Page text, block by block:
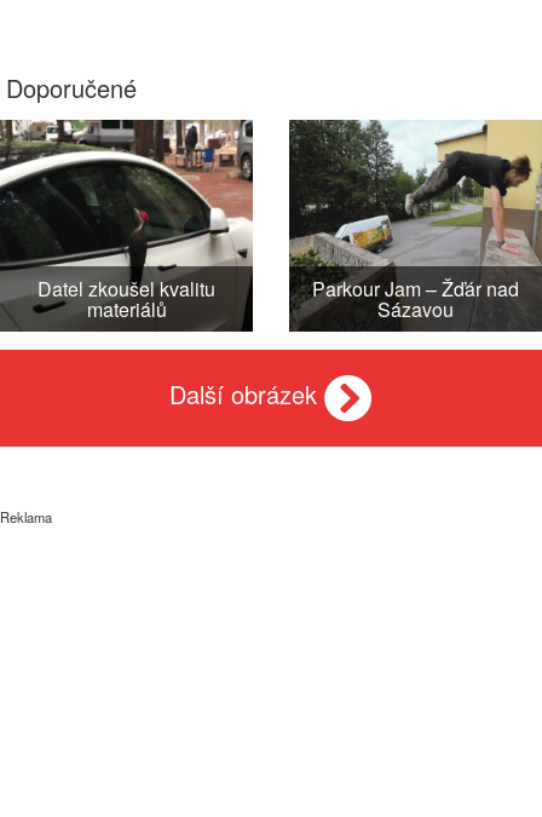
Doporučené
Datel zkoušel kvalitu
materiálů
Parkour Jam – Žďár nad
Sázavou
Další obrázek
Reklama